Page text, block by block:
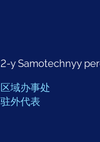
2-y Samotechnyy
区域办事处
驻外代表